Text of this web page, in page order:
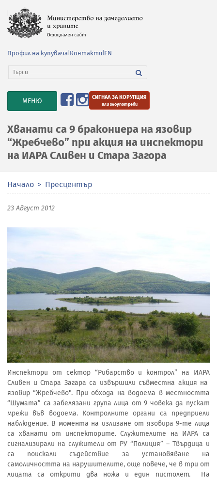
Профил на купувача Контакти EN
TOGGLE
NAVIGATION
МЕНЮ СИГНАЛ ЗА КОРУПЦИЯ
или злоупотреби
Хванати са 9 бракониера на язовир
“Жребчево” при акция на инспектори
на ИАРА Сливен и Стара Загора
Начало Пресцентър
23 Август 2012
Инспектори от сектор “Рибарство и контрол” на ИАРА
Сливен и Стара Загара са извършили съвместна акция на
язовир “Жребчево". При обхода на водоема в местността
“Шумата” са забелязани група лица от 9 човека да пускат
мрежи във водоема. Контролните органи са предприели
наблюдение. В момента на излизане от язовира 9-те лица
са хванати от инспекторите. Служителите на ИАРА са
сигнализирали на служители от РУ “Полиция” – Твърдица и
са поискали съдействие за установяване на
самоличността на нарушителите, още повече, че в три от
лицата са открити два ножа и един пистолет. На